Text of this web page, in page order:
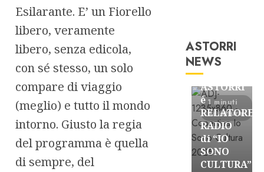
Esilarante. E’ un Fiorello
libero, veramente
libero, senza edicola,
con sé stesso, un solo
compare di viaggio
(meglio) e tutto il mondo
intorno. Giusto la regia
del programma è quella
di sempre, del
ASTORRI
NEWS
1 minuti
di lettura
Astorri News
ASTORRI
è
RELATORE
RADIO
di “IO
SONO
CULTURA”